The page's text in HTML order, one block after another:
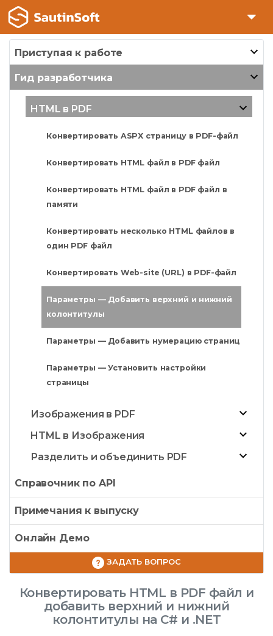
Приступая к работе
Гид разработчика
HTML в PDF
Конвертировать ASPX страницу в PDF-файл
Конвертировать HTML файл в PDF файл
Конвертировать HTML файл в PDF файл в
памяти
Конвертировать несколько HTML файлов в
один PDF файл
Конвертировать Web-site (URL) в PDF-файл
Параметры — Добавить верхний и нижний
колонтитулы
Параметры — Добавить нумерацию страниц
Параметры — Установить настройки
страницы
Изображения в PDF
HTML в Изображения
Разделить и объединить PDF
Справочник по API
Примечания к выпуску
Онлайн Демо
ЗАДАТЬ ВОПРОС
Конвертировать HTML в PDF файл и
добавить верхний и нижний
колонтитулы на C# и .NET